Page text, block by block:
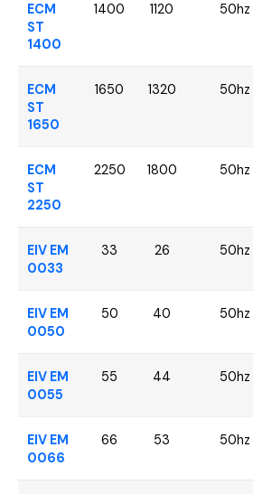
ECM
ST
1400
1400 1120 50hz
ECM
ST
1650
1650 1320 50hz
ECM
ST
2250
2250 1800 50hz
EIV EM
0033
33 26 50hz
EIV EM
0050
50 40 50hz
EIV EM
0055
55 44 50hz
EIV EM
0066
66 53 50hz